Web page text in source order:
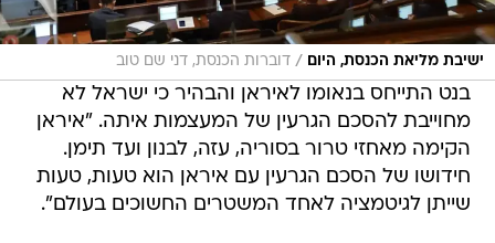
ישיבת מליאת הכנסת, היום / דוברות הכנסת, דני שם טוב
בנט התייחס בנאומו לאיראן והבהיר כי ישראל לא
מחוייבת להסכם הגרעין של המעצמות איתה. "איראן
הקימה מאחזי טרור בסוריה, עזה, לבנון ועד תימן.
חידושו של הסכם הגרעין עם איראן הוא טעות, טעות
שייתן לגיטמציה לאחד המשטרים החשוכים בעולם".